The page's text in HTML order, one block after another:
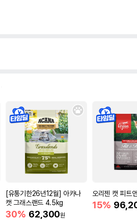
[유통기한26년12월] 아카나
캣 그래스랜드 4.5kg
30% 62,300원
오리젠 캣 피트
15%